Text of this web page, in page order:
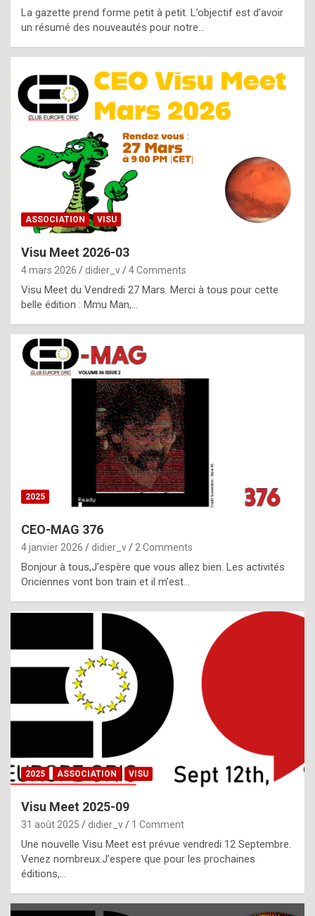
e
n
u
i
n
e
R
o
p
l
c
h
i
s
t
o
r
p
e
c
i
l
,
g
h
t
f
La gazette prend forme petit à petit. L’objectif est d’avoir
un résumé des nouveautés pour notre…
ASSOCIATION VISU
Visu Meet 2026-03
4 mars 2026 didier_v 4 Comments
Visu Meet du Vendredi 27 Mars. Merci à tous pour cette
belle édition : Mmu Man,…
2025
CEO-MAG 376
4 janvier 2026 didier_v 2 Comments
Bonjour à tous,J’espère que vous allez bien. Les activités
Oriciennes vont bon train et il m’est…
2025 ASSOCIATION VISU
Visu Meet 2025-09
31 août 2025 didier_v 1 Comment
Une nouvelle Visu Meet est prévue vendredi 12 Septembre.
Venez nombreux.J’espere que pour les prochaines
éditions,…